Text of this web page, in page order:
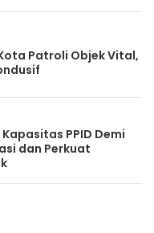
Patroli Objek Vital,
PPID Demi
dan Perkuat